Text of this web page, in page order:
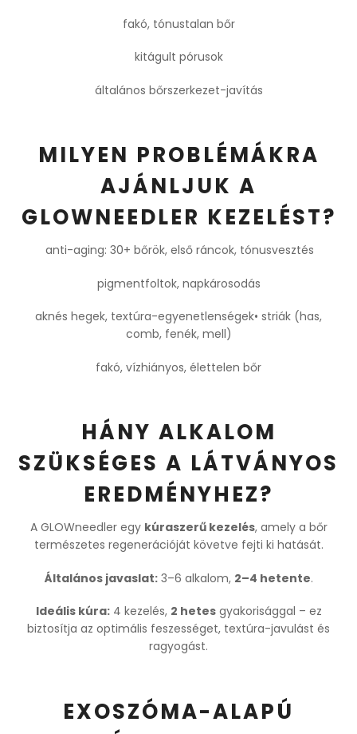
fakó, tónustalan bőr
kitágult pórusok
általános bőrszerkezet-javítás
MILYEN PROBLÉMÁKRA
AJÁNLJUK A
GLOWNEEDLER KEZELÉST?
anti-aging: 30+ bőrök, első ráncok, tónusvesztés
pigmentfoltok, napkárosodás
aknés hegek, textúra-egyenetlenségek• striák (has,
comb, fenék, mell)
fakó, vízhiányos, élettelen bőr
HÁNY ALKALOM
SZÜKSÉGES A LÁTVÁNYOS
EREDMÉNYHEZ?
A GLOWneedler egy kúraszerű kezelés, amely a bőr
természetes regenerációját követve fejti ki hatását.
Általános javaslat:3–6 alkalom, 2–4 hetente.
Ideális kúra:4 kezelés, 2 hetesgyakorisággal – ez
biztosítja az optimális feszességet, textúra-javulást és
ragyogást.
EXOSZÓMA-ALAPÚ